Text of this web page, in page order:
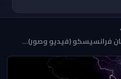
›
(فيديو وصور)...